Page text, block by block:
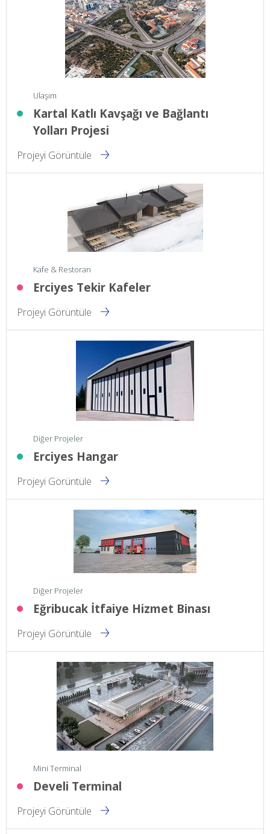
Ulaşım
Kartal Katlı Kavşağı ve Bağlantı
Yolları Projesi
Projeyi Görüntüle
Kafe & Restoran
Erciyes Tekir Kafeler
Projeyi Görüntüle
Diğer Projeler
Erciyes Hangar
Projeyi Görüntüle
Diğer Projeler
Eğribucak İtfaiye Hizmet Binası
Projeyi Görüntüle
Mini Terminal
Develi Terminal
Projeyi Görüntüle